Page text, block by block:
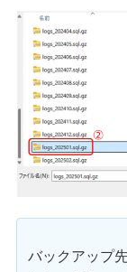
バックアップ